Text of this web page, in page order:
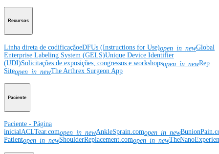
Recursos
Linha direta de codificaçãoeDFUs (Instructions for Use)open_in_newGlobal
Enterprise Labeling System (GELS)Unique Device Identifier
(UDI)Solicitações de exposições, congressos e workshopsopen_in_newRep
Siteopen_in_newThe Arthrex Surgeon App
Paciente
Paciente - Página
inicialACLTear.comopen_in_newAnkleSprain.comopen_in_new
Patientopen_in_newShoulderReplacement.comopen_in_new